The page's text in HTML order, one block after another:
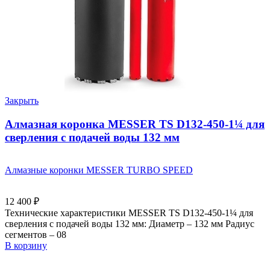
Закрыть
Алмазная коронка MESSER TS D132-450-1¼ для
сверления с подачей воды 132 мм
Алмазные коронки MESSER TURBO SPEED
12 400 ₽
Технические характеристики MESSER TS D132-450-1¼ для
сверления с подачей воды 132 мм: Диаметр – 132 мм Радиус
сегментов – 08
В корзину